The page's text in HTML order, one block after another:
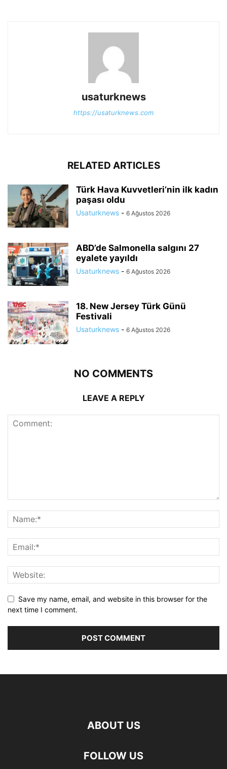
usaturknews
https://usaturknews.com
RELATED ARTICLES
Türk Hava Kuvvetleri’nin ilk kadın
paşası oldu
Usaturknews - 6 Ağustos 2026
ABD’de Salmonella salgını 27
eyalete yayıldı
Usaturknews - 6 Ağustos 2026
18. New Jersey Türk Günü
Festivali
Usaturknews - 6 Ağustos 2026
NO COMMENTS
LEAVE A REPLY
Save my name, email, and website in this browser for the
next time I comment.
ABOUT US
FOLLOW US